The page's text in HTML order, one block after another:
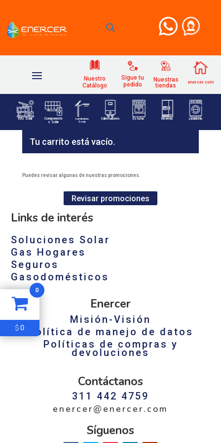
Nuestro
Catálogo
Sigue tu
pedido
Nuestras
tiendas
enercer.com
Kits Solar
Componente
s Solar
Luminarias
Solar
Calentadores Estufas Neveras Lavadoras
Tu carrito está vacío.
Puedes revisar algunas de nuestras promociones.
Revisar promociones
Links de interés​
Soluciones Solar
Gas Hogares
Seguros
Gasodomésticos
Enercer
Misión-Visión
Política de manejo de datos
Políticas de compras y
devoluciones
Contáctanos
311 442 4759
enercer@enercer.com
Síguenos
0
$0